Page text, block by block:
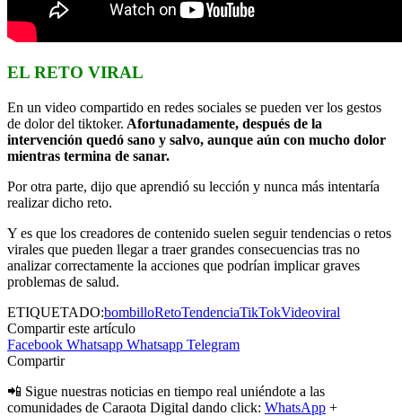
EL RETO VIRAL
En un video compartido en redes sociales se pueden ver los gestos
de dolor del tiktoker. Afortunadamente, después de la
intervención quedó sano y salvo, aunque aún con mucho dolor
mientras termina de sanar.
Por otra parte, dijo que aprendió su lección y nunca más intentaría
realizar dicho reto.
Y es que los creadores de contenido suelen seguir tendencias o retos
virales que pueden llegar a traer grandes consecuencias tras no
analizar correctamente la acciones que podrían implicar graves
problemas de salud.
ETIQUETADO:bombilloRetoTendenciaTikTokVideoviral
Compartir este artículo
Facebook Whatsapp Whatsapp Telegram
Compartir
📲 Sigue nuestras noticias en tiempo real uniéndote a las
comunidades de Caraota Digital dando click: WhatsApp +